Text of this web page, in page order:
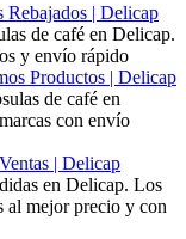
Rebajados | Delicap
de café en Delicap.
y envío rápido
Productos | Delicap
de café en
con envío
| Delicap
en Delicap. Los
al mejor precio y con